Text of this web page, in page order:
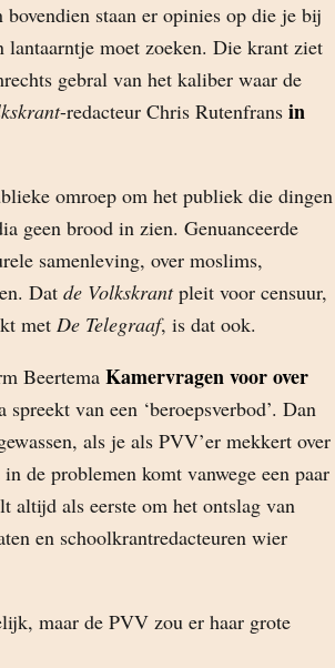
staan er opinies op die je bij
lantaarntje moet zoeken. Die krant ziet
gebral van het kaliber waar de
-redacteur Chris Rutenfrans in
omroep om het publiek die dingen
geen brood in zien. Genuanceerde
samenleving, over moslims,
Dat de Volkskrantpleit voor censuur,
met De Telegraaf, is dat ook.
Beertema Kamervragen voor over
spreekt van een ‘beroepsverbod’. Dan
als je als PVV’er mekkert over
de problemen komt vanwege een paar
altijd als eerste om het ontslag van
en schoolkrantredacteuren wier
maar de PVV zou er haar grote